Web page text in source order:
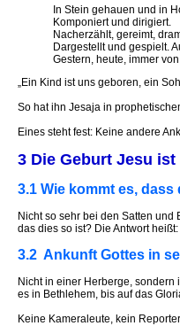
In Stein gehauen und in
Komponiert und dirigiert.
Nacherzählt, gereimt,
Dargestellt und gespielt.
Gestern, heute, immer
„Ein Kind ist uns geboren, ein
So hat ihn Jesaja in
Eines steht fest: Keine andere
3 Die Geburt Jesu
3.1 Wie kommt es,
Nicht so sehr bei den Satten
das dies so ist? Die Antwort heißt:
3.2 Ankunft Gottes in
Nicht in einer Herberge, sondern
es in Bethlehem, bis auf das
Keine Kameraleute, kein